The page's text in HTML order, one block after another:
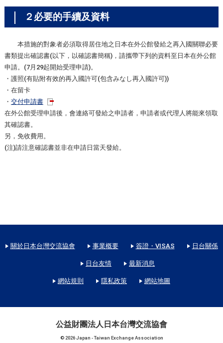
２必要的手續及資料
本措施的對象者必須取得居住地之日本在外公館發給之再入國關聯必要
書類提出確認書(以下，以確認書簡稱)，請攜帶下列的資料至日本在外公館
申請。(7月29起開始受理申請)。
・護照(有貼附有效的再入國許可(包含みなし再入國許可))
・在留卡
・ 交付申請書
在外公館受理申請後，會連絡可發給之申請者，申請者或代理人將能來領取
其確認書。
另，免收費用。
(注)請注意確認書並非在申請日當天發給。
關於日本台灣交流協會 事業概要 簽證・VISAS 日台關係
日台友情 最新消息
網站規則 隱私政策 網站地圖
公益財團法人日本台灣交流協會
© 2026 Japan - Taiwan Exchange Association